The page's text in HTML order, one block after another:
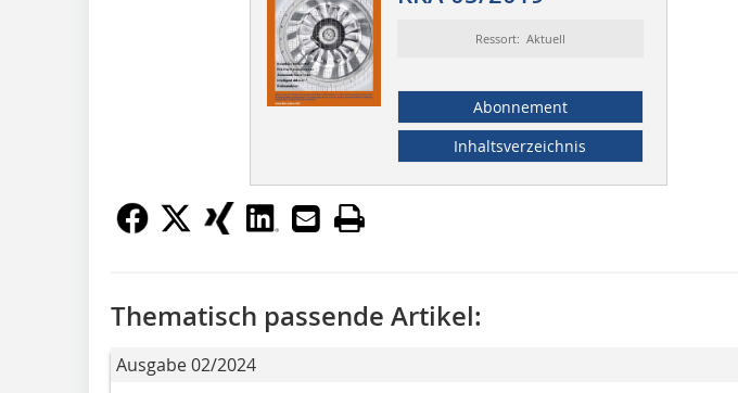
Ressort: Aktuell
Abonnement
Inhaltsverzeichnis
Thematisch passende Artikel:
Ausgabe 02/2024